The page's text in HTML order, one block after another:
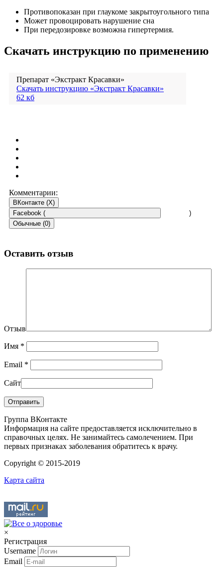
Противопоказан при глаукоме закрытоугольного типа
Может провоцировать нарушение сна
При передозировке возможна гипертермия.
Скачать инструкцию по применению
Препарат «Экстракт Красавки»
Скачать инструкцию «Экстракт Красавки»
62 кб
Комментарии:
ВКонтакте (X)
Facebook (
)
Обычные (0)
Оставить отзыв
Отзыв
Имя *
Email *
Сайт
Группа ВКонтакте
Информация на сайте предоставляется исключительно в
справочных целях. Не занимайтесь самолечением. При
первых признаках заболевания обратитесь к врачу.
Copyright © 2015-2019
Карта сайта
×
Регистрация
Username
Email